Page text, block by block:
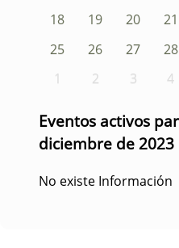
18
19 20 21
25
26 27 28
1
2 3 4
Eventos activos
diciembre de 2023
No existe Información